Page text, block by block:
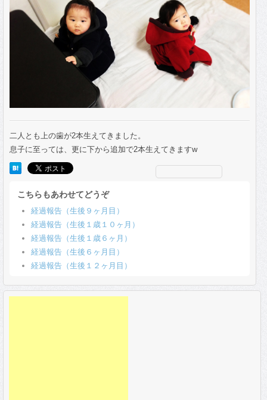
二人とも上の歯が2本生えてきました。
息子に至っては、更に下から追加で2本生えてきますw
こちらもあわせてどうぞ
経過報告（生後９ヶ月目）
経過報告（生後１歳１０ヶ月）
経過報告（生後１歳６ヶ月）
経過報告（生後６ヶ月目）
経過報告（生後１２ヶ月目）